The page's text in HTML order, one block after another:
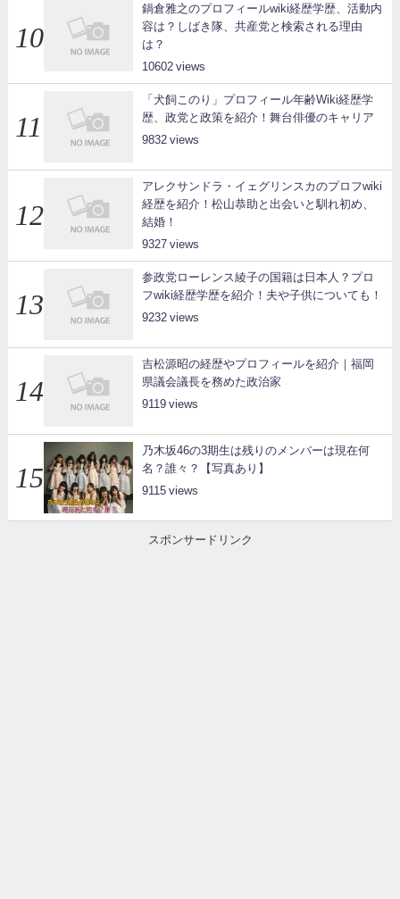
鍋倉雅之のプロフィールwiki経歴学歴、活動内
容は？しばき隊、共産党と検索される理由
は？
10602
「犬飼このり」プロフィール年齢Wiki経歴学
歴、政党と政策を紹介！舞台俳優のキャリア
9832
アレクサンドラ・イェグリンスカのプロフwiki
経歴を紹介！松山恭助と出会いと馴れ初め、
結婚！
9327
参政党ローレンス綾子の国籍は日本人？プロ
フwiki経歴学歴を紹介！夫や子供についても！
9232
吉松源昭の経歴やプロフィールを紹介｜福岡
県議会議長を務めた政治家
9119
乃木坂46の3期生は残りのメンバーは現在何
名？誰々？【写真あり】
9115
スポンサードリンク